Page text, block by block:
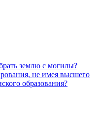
землю с могилы?
не имея высшего
образования?